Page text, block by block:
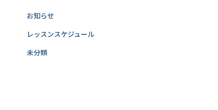
お知らせ
レッスンスケジュール
未分類